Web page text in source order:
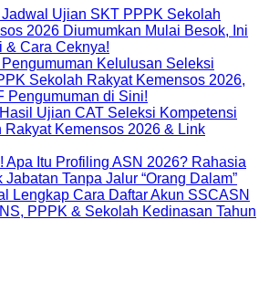
Ujian SKT PPPK Sekolah
2026 Diumumkan Mulai Besok, Ini
& Cara Ceknya!
Kelulusan Seleksi
Sekolah Rakyat Kemensos 2026,
Pengumuman di Sini!
Ujian CAT Seleksi Kompetensi
Rakyat Kemensos 2026 & Link
Apa Itu Profiling ASN 2026? Rahasia
Jabatan Tanpa Jalur “Orang Dalam”
Lengkap Cara Daftar Akun SSCASN
PPPK & Sekolah Kedinasan Tahun